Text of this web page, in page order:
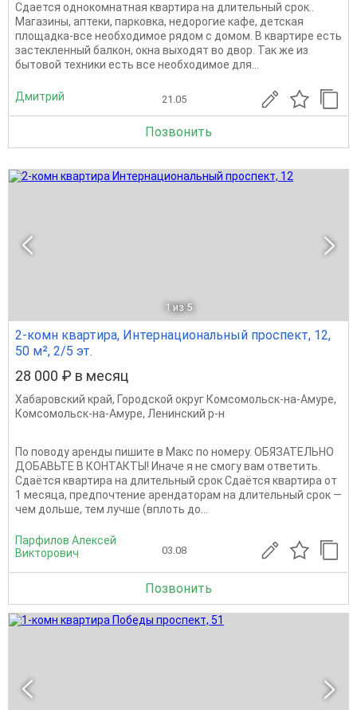
Сдается однокомнатная квартира на длительный срок..
Магазины, аптеки, парковка, недорогие кафе, детская
площадка-все необходимое рядом с домом. В квартире есть
застекленный балкон, окна выходят во двор. Так же из
бытовой техники есть все необходимое для...
Дмитрий 21.05
Позвонить
1 из 5
2-комн квартира, Интернациональный проспект, 12,
50 м², 2/5 эт.
28 000 ₽ в месяц
Хабаровский край, Городской округ Комсомольск-на-Амуре,
Комсомольск-на-Амуре, Ленинский р-н
По поводу аренды пишите в Макс по номеру. ОБЯЗАТЕЛЬНО
ДОБАВЬТЕ В КОНТАКТЫ! Иначе я не смогу вам ответить.
Сдаётся квартира на длительный срок Сдаётся квартира от
1 месяца, предпочтение арендаторам на длительный срок —
чем дольше, тем лучше (вплоть до...
Парфилов Алексей
Викторович
03.08
Позвонить